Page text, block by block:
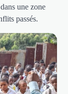
une zone
passés.